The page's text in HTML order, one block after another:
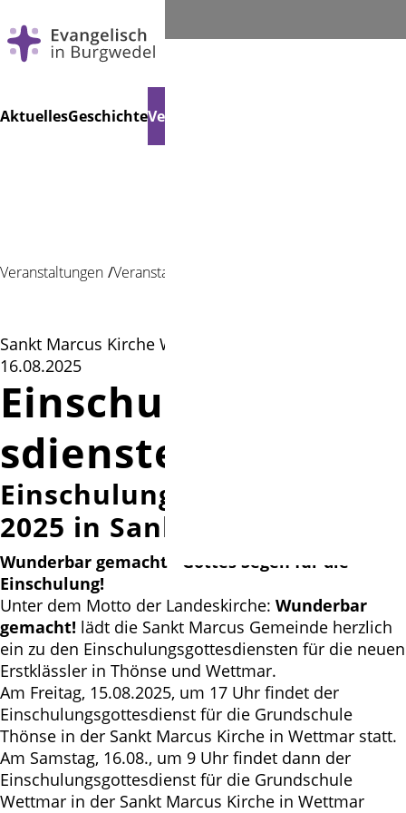
überspringen
AktuellesGeschichteVeranstaltungen
Veranstaltungen Veranstaltung
Sankt Marcus Kirche Wettmar | 15.08.2025–
16.08.2025
Einschulungsgotte
sdienste 2025
Einschulungsgottesdienste
2025 in Sankt Marcus
Wunderbar gemacht - Gottes Segen für die
Einschulung!
Unter dem Motto der Landeskirche: Wunderbar
gemacht! lädt die Sankt Marcus Gemeinde herzlich
ein zu den Einschulungsgottesdiensten für die neuen
Erstklässler in Thönse und Wettmar.
Am Freitag, 15.08.2025, um 17 Uhr findet der
Einschulungsgottesdienst für die Grundschule
Thönse in der Sankt Marcus Kirche in Wettmar statt.
Am Samstag, 16.08., um 9 Uhr findet dann der
Einschulungsgottesdienst für die Grundschule
Wettmar in der Sankt Marcus Kirche in Wettmar